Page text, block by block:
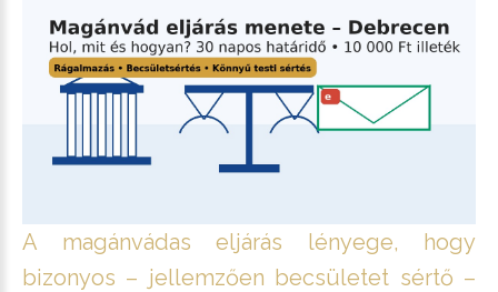
A magánvádas eljárás lényege, hogy
bizonyos – jellemzően becsületet sértő –